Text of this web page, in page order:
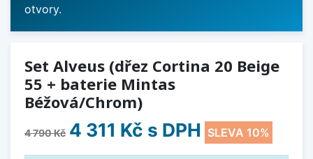
otvory.
Set Alveus (dřez Cortina 20 Beige
55 + baterie Mintas
Béžová/Chrom)
4 790 Kč 4 311 Kč s DPH SLEVA 10%